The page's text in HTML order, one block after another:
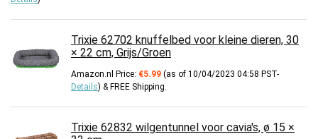
Trixie 62702 knuffelbed voor kleine dieren, 30
× 22 cm, Grijs/Groen
Amazon.nl Price: €5.99 (as of 10/04/2023 04:58 PST-
Details) & FREE Shipping
Trixie 62832 wilgentunnel voor cavia's, ø 15 ×